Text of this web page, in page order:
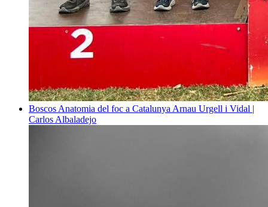
Boscos Anatomia del foc a Catalunya Arnau Urgell i Vidal |
Carlos Albaladejo